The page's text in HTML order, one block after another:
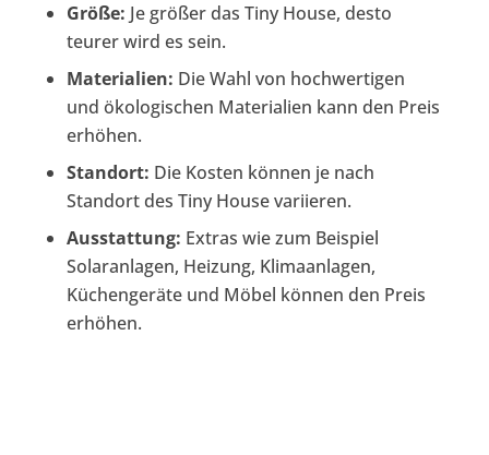
Größe: Je größer das Tiny House, desto
teurer wird es sein.
Materialien: Die Wahl von hochwertigen
und ökologischen Materialien kann den Preis
erhöhen.
Standort: Die Kosten können je nach
Standort des Tiny House variieren.
Ausstattung: Extras wie zum Beispiel
Solaranlagen, Heizung, Klimaanlagen,
Küchengeräte und Möbel können den Preis
erhöhen.